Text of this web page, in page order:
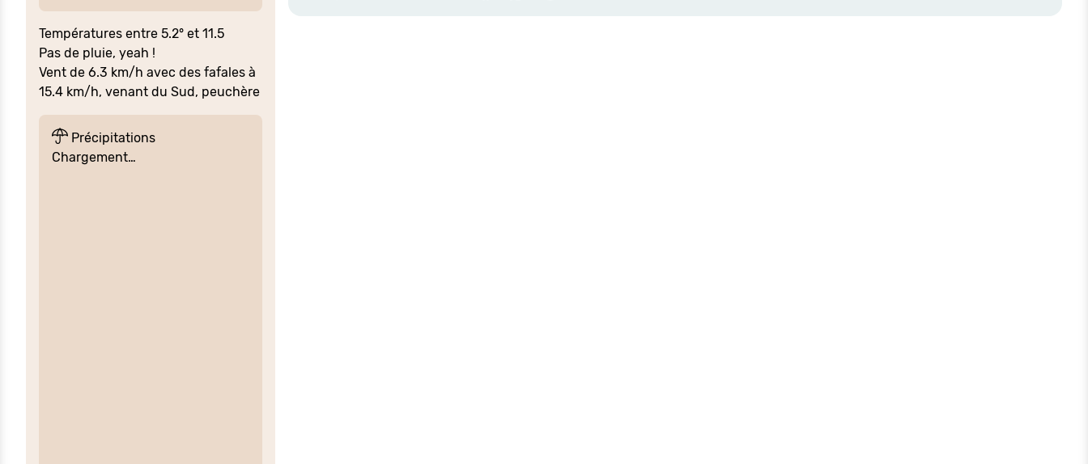
Températures entre 5.2° et 11.5
Pas de pluie, yeah !
Vent de 6.3 km/h avec des fafales à
15.4 km/h, venant du Sud, peuchère
Précipitations
Chargement…